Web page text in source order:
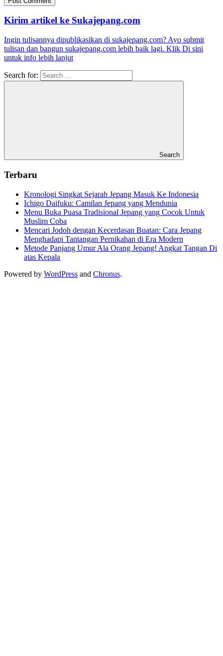
Kirim artikel ke Sukajepang.com
Ingin tulisannya dipublikasikan di sukajepang.com? Ayo submit
tulisan dan bangun sukajepang.com lebih baik lagi. Klik Di sini
untuk info lebih lanjut
Search for:
Search
Terbaru
Kronologi Singkat Sejarah Jepang Masuk Ke Indonesia
Ichigo Daifuku: Camilan Jepang yang Mendunia
Menu Buka Puasa Tradisional Jepang yang Cocok Untuk
Muslim Coba
Mencari Jodoh dengan Kecerdasan Buatan: Cara Jepang
Menghadapi Tantangan Pernikahan di Era Modern
Metode Panjang Umur Ala Orang Jepang! Angkat Tangan Di
atas Kepala
Powered by WordPress and Chronus.